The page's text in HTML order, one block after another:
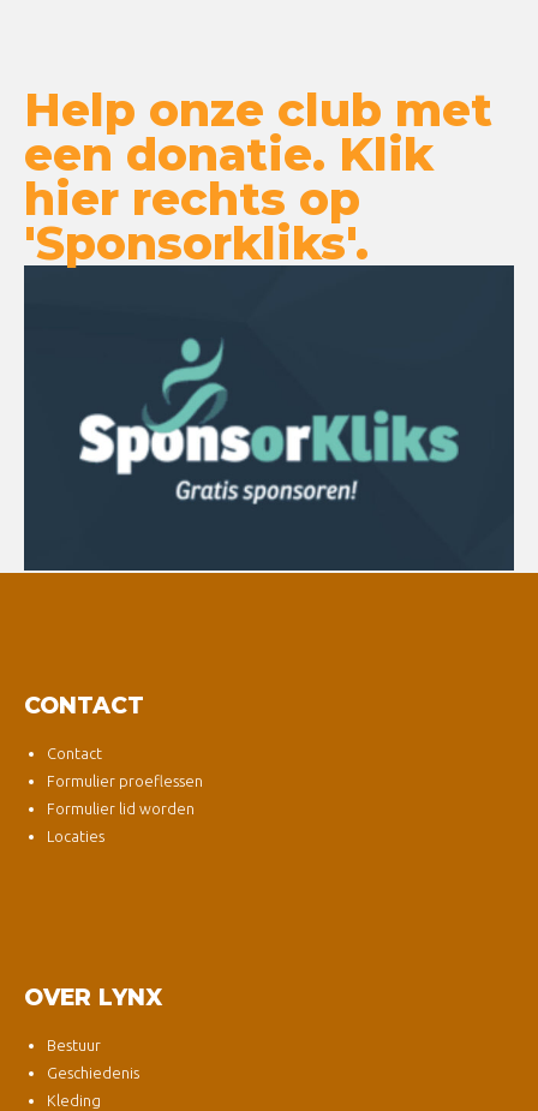
Help onze club met
een donatie. Klik
hier rechts op
'Sponsorkliks'.
CONTACT
Contact
Formulier proeflessen
Formulier lid worden
Locaties
OVER LYNX
Bestuur
Geschiedenis
Kleding